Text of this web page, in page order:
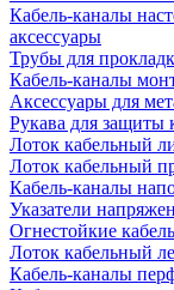
Кабель-каналы
аксессуары
Трубы для
Кабель-каналы
Аксессуары для
Рукава для защиты
Лоток кабельный
Лоток кабельный
Кабель-каналы
Указатели
Огнестойкие
Лоток кабельный
Кабель-каналы